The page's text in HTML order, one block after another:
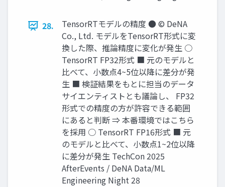
28.
TensorRTモデルの精度 ● © DeNA
Co., Ltd. モデルをTensorRT形式に変
換した際、推論精度に変化が発生 ○
TensorRT FP32形式 ■ 元のモデルと
比べて、小数点4~5位以降に差分が発
生 ■ 検証結果をもとに担当のデータ
サイエンティストとも議論し、 FP32
形式での精度の方が許容できる範囲
にあると判断 ⇒ 本番環境ではこちら
を採用 ○ TensorRT FP16形式 ■ 元
のモデルと比べて、小数点1~2位以降
に差分が発生 TechCon 2025
AfterEvents / DeNA Data/ML
Engineering Night 28